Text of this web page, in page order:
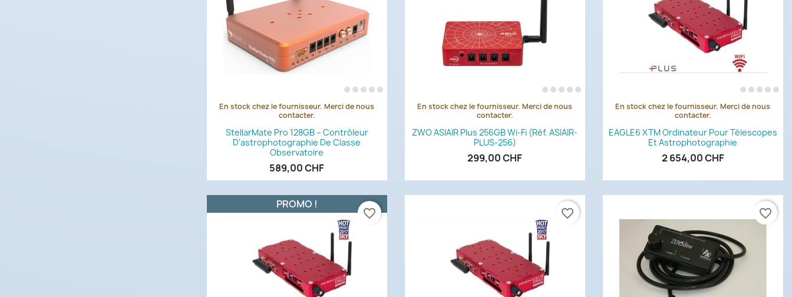
Aperçu rapide
En stock chez le fournisseur. Merci de nous
contacter.
StellarMate Pro 128GB – Contrôleur
D’astrophotographie De Classe
Observatoire
589,00 CHF
Aperçu rapide
En stock chez le fournisseur. Merci de nous
contacter.
ZWO ASIAIR Plus 256GB Wi-Fi (Réf. ASIAIR-
PLUS-256)
299,00 CHF
Aperçu rapide
En stock chez le fournisseur. Merci de nous
contacter.
EAGLE6 XTM Ordinateur Pour Télescopes
Et Astrophotographie
2 654,00 CHF
PROMO !
favorite_border favorite_border favorite_border